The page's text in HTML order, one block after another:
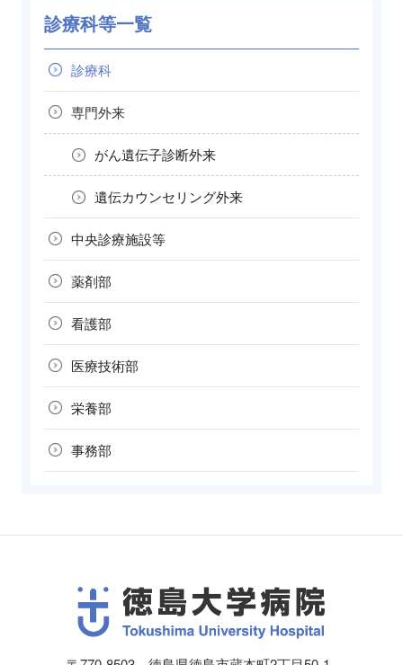
診療科等一覧
診療科
専門外来
がん遺伝子診断外来
遺伝カウンセリング外来
中央診療施設等
薬剤部
看護部
医療技術部
栄養部
事務部